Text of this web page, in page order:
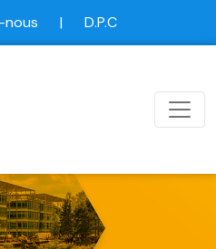
| D.P.C